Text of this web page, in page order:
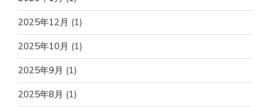
2025年12月 (1)
2025年10月 (1)
2025年9月 (1)
2025年8月 (1)